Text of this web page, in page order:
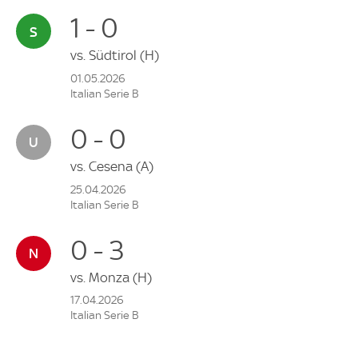
1 - 0
vs. Südtirol (H)
01.05.2026
Italian Serie B
0 - 0
vs. Cesena (A)
25.04.2026
Italian Serie B
0 - 3
vs. Monza (H)
17.04.2026
Italian Serie B